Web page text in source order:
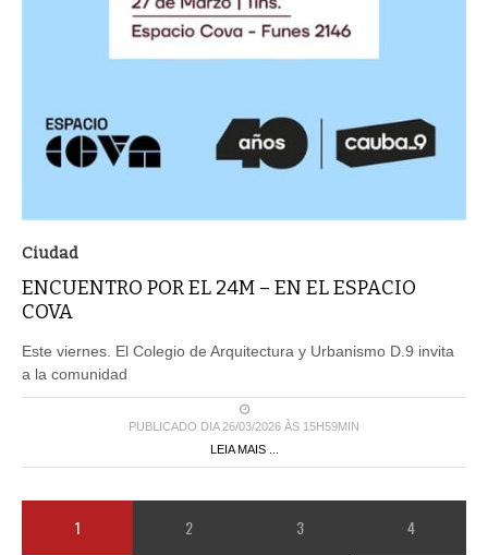
Ciudad
ENCUENTRO POR EL 24M – EN EL ESPACIO
COVA
Este viernes. El Colegio de Arquitectura y Urbanismo D.9 invita
a la comunidad
PUBLICADO DIA 26/03/2026 ÀS 15H59MIN
LEIA MAIS ...
1 2 3 4